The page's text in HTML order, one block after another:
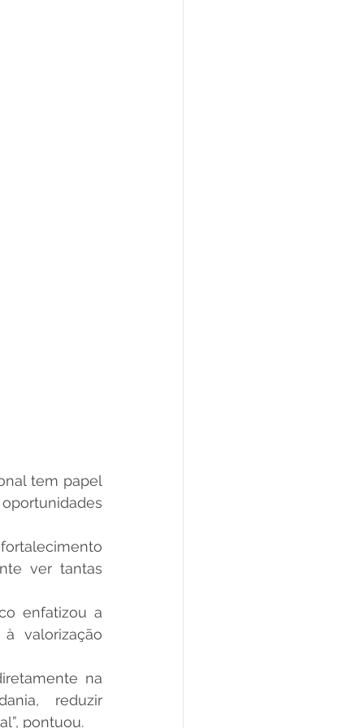
ver tantas
valorização
na
reduzir
pontuou.